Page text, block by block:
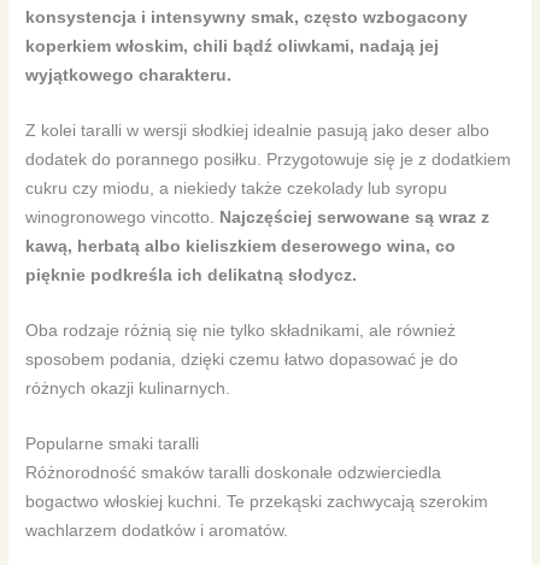
konsystencja i intensywny smak, często wzbogacony
koperkiem włoskim, chili bądź oliwkami, nadają jej
wyjątkowego charakteru.
Z kolei taralli w wersji słodkiej idealnie pasują jako deser albo
dodatek do porannego posiłku. Przygotowuje się je z dodatkiem
cukru czy miodu, a niekiedy także czekolady lub syropu
winogronowego vincotto.
Najczęściej serwowane są wraz z
kawą, herbatą albo kieliszkiem deserowego wina, co
pięknie podkreśla ich delikatną słodycz.
Oba rodzaje różnią się nie tylko składnikami, ale również
sposobem podania, dzięki czemu łatwo dopasować je do
różnych okazji kulinarnych.
Popularne smaki taralli
Różnorodność smaków taralli doskonale odzwierciedla
bogactwo włoskiej kuchni. Te przekąski zachwycają szerokim
wachlarzem dodatków i aromatów.